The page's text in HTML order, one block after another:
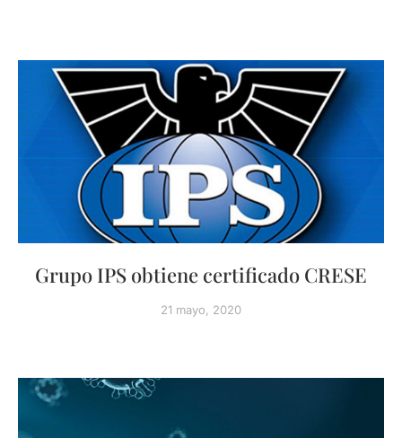
Grupo IPS obtiene certificado CRESE
21 mayo, 2020